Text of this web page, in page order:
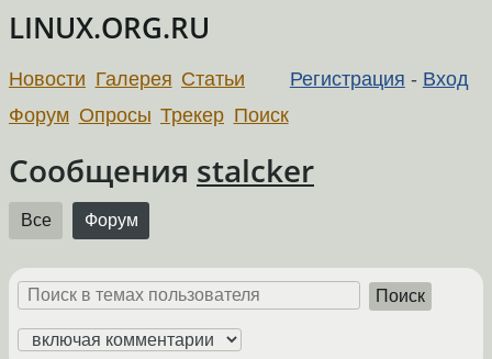
LINUX.ORG.RU
Регистрация - Вход
Новости Галерея Статьи
Форум Опросы Трекер Поиск
Сообщения stalcker
Все Форум
Поиск